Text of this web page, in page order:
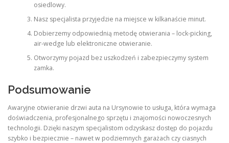
osiedlowy.
Nasz specjalista przyjedzie na miejsce w kilkanaście minut.
Dobierzemy odpowiednią metodę otwierania – lock-picking,
air-wedge lub elektroniczne otwieranie.
Otworzymy pojazd bez uszkodzeń i zabezpieczymy system
zamka.
Podsumowanie
Awaryjne otwieranie drzwi auta na Ursynowie to usługa, która wymaga
doświadczenia, profesjonalnego sprzętu i znajomości nowoczesnych
technologii. Dzięki naszym specjalistom odzyskasz dostęp do pojazdu
szybko i bezpiecznie – nawet w podziemnych garażach czy ciasnych